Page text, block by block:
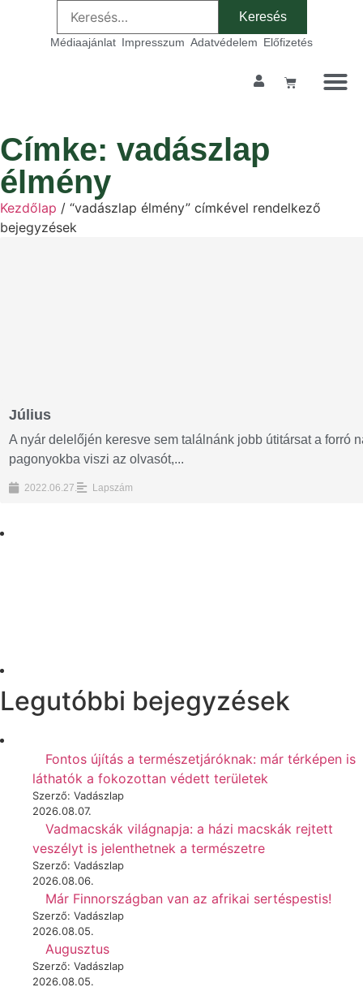
Médiaajánlat Impresszum Adatvédelem Előfizetés
Címke: vadászlap
élmény
Kezdőlap / “vadászlap élmény” címkével rendelkező
bejegyzések
Július
A nyár delelőjén keresve sem találnánk jobb útitársat a forró
pagonyokba viszi az olvasót,...
2022.06.27. Lapszám
Legutóbbi bejegyzések
Fontos újítás a természetjáróknak: már térképen is
láthatók a fokozottan védett területek
Szerző: Vadászlap
2026.08.07.
Vadmacskák világnapja: a házi macskák rejtett
veszélyt is jelenthetnek a természetre
Szerző: Vadászlap
2026.08.06.
Már Finnországban van az afrikai sertéspestis!
Szerző: Vadászlap
2026.08.05.
Augusztus
Szerző: Vadászlap
2026.08.05.